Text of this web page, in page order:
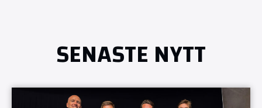
SENASTE NYTT